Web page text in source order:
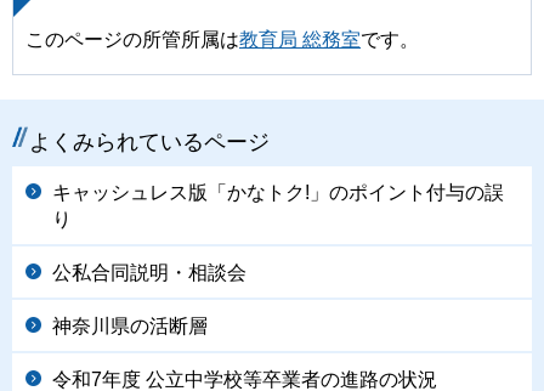
このページの所管所属は教育局 総務室です。
よくみられているページ
キャッシュレス版「かなトク!」のポイント付与の誤
り
公私合同説明・相談会
神奈川県の活断層
令和7年度 公立中学校等卒業者の進路の状況